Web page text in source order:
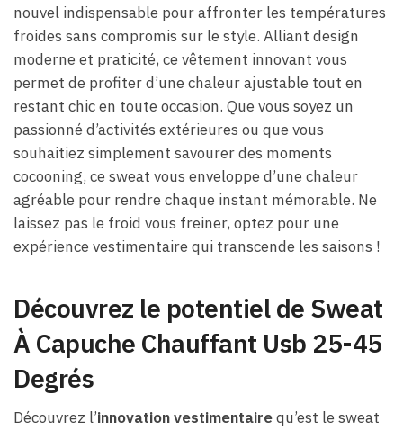
nouvel indispensable pour affronter les températures
froides sans compromis sur le style. Alliant design
moderne et praticité, ce vêtement innovant vous
permet de profiter d’une chaleur ajustable tout en
restant chic en toute occasion. Que vous soyez un
passionné d’activités extérieures ou que vous
souhaitiez simplement savourer des moments
cocooning, ce sweat vous enveloppe d’une chaleur
agréable pour rendre chaque instant mémorable. Ne
laissez pas le froid vous freiner, optez pour une
expérience vestimentaire qui transcende les saisons !
Découvrez le potentiel de Sweat
À Capuche Chauffant Usb 25-45
Degrés
Découvrez l’innovation vestimentairequ’est le sweat